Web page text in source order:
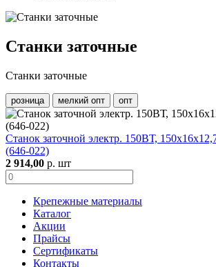
Станки заточные
Станки заточные
розница мелкий опт опт
Станок заточной электр. 150ВТ,
(646-022)
2 914,00 р. шт
Крепежные материалы
Каталог
Акции
Прайсы
Сертификаты
Контакты